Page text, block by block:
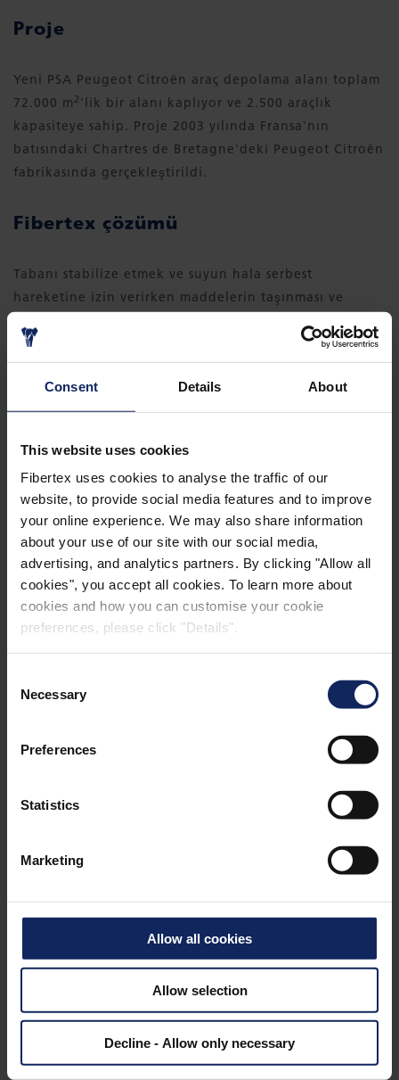
Consent Details About
This website uses cookies
Fibertex uses cookies to analyse the traffic of our
website, to provide social media features and to improve
your online experience. We may also share information
about your use of our site with our social media,
advertising, and analytics partners. By clicking "Allow all
cookies", you accept all cookies. To learn more about
cookies and how you can customise your cookie
preferences, please click "Details".
Selection
Necessary
Preferences
Statistics
Marketing
Allow all cookies
Allow selection
Decline - Allow only necessary
Proje
Yeni PSA Peugeot Citroën araç depolama alanı toplam
72.000 m 2 'lik bir alanı kaplıyor ve 2.500 araçlık
kapasiteye sahip. Proje 2003 yılında Fransa'nın
batısındaki Chartres de Bretagne'deki Peugeot Citroën
fabrikasında gerçekleştirildi.
Fibertex çözümü
Tabanı stabilize etmek ve suyun hala serbest
hareketine izin verirken maddelerin taşınması ve
ayırıcı olarak Fibertex F-320 yerleştirildi. Yüksek
homojenlik kalitesi, hızlı teslimat ve en uygun servis
Fibertex'in seçiminde kilit faktörlerdi.
ÖRNEK OLAYI INDIR
BÜYÜK ÖLÇEKTE ARABA DEPOLAMA